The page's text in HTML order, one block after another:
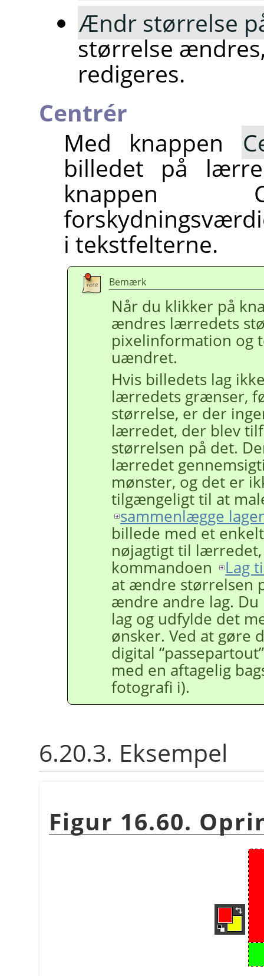
Ændr størrelse
størrelse
redigeres.
Centrér
Med knappen
billedet på
knappen
i tekstfelterne.
Bemærk
Når du klikker på
ændres lærredets
pixelinformation og
uændret.
Hvis billedets lag
lærredets grænser,
størrelse, er der
lærredet, der blev
størrelsen på det.
lærredet
mønster, og det er
tilgængeligt til at
sammenlægge
billede med et
nøjagtigt til
kommandoen
Lag
at ændre størrelsen
ændre andre lag. Du
lag og udfylde det
ønsker. Ved at gøre
digital “passepartout”
med en aftagelig
fotografi i).
6.20.3. Eksempel
Figur 16.60.